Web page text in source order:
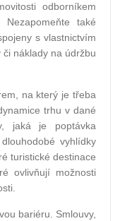
odborníkem
také
s vlastnictvím
náklady na údržbu
na který je třeba
trhu v dané
jaká je poptávka
vyhlídky
turistické destinace
ovlivňují možnosti
bariéru. Smlouvy,